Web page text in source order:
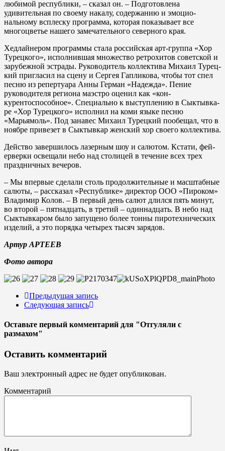
любимой республики, – сказал он. – Под­готовлена
удивительная по свое­му накалу, содержанию и эмоцио­
нальному всплеску программа, ко­торая показывает все
многоцве­тье нашего замечательного север­ного края.
Хедлайнером программы ста­ла российская арт-группа «Хор
Турецкого», исполнившая мно­жество ретрохитов советской и
зарубежной эстрады. Руководи­тель коллектива Михаил Турец­
кий пригласил на сцену и Сергея Гапликова, чтобы тот спел
песню из репертуара Анны Герман «На­дежда». Пение
руководителя ре­гиона маэстро оценил как «кон­
курентоспособное». Специаль­но к выступлению в Сыктывка­
ре «Хор Турецкого» исполнил на коми языке песню
«Марьямоль». Под занавес Михаил Турецкий пообещал, что в
ноябре привезет в Сыктывкар женский хор своего коллектива.
Действо завершилось лазер­ным шоу и салютом. Кстати, фей­
ерверки освещали небо над сто­лицей в течение всех трех
празд­ничных вечеров.
– Мы впервые сделали столь продолжительные и масштабные
салюты, – рассказал «Республи­ке» директор ООО «Пироком»
Владимир Колов. – В первый день салют длился пять минут,
во второй – пятнадцать, в третий – одиннадцать. В небо над
Сыктыв­каром было запущено более тон­ны пиротехнических
изделий, а это порядка четырех тысяч заря­дов.
Артур АРТЕЕВ
Фото автора
Предыдущая запись
Следующая запись
Оставьте первый комментарий для "Отгуляли с
размахом"
Оставить комментарий
Ваш электронный адрес не будет опубликован.
Комментарий